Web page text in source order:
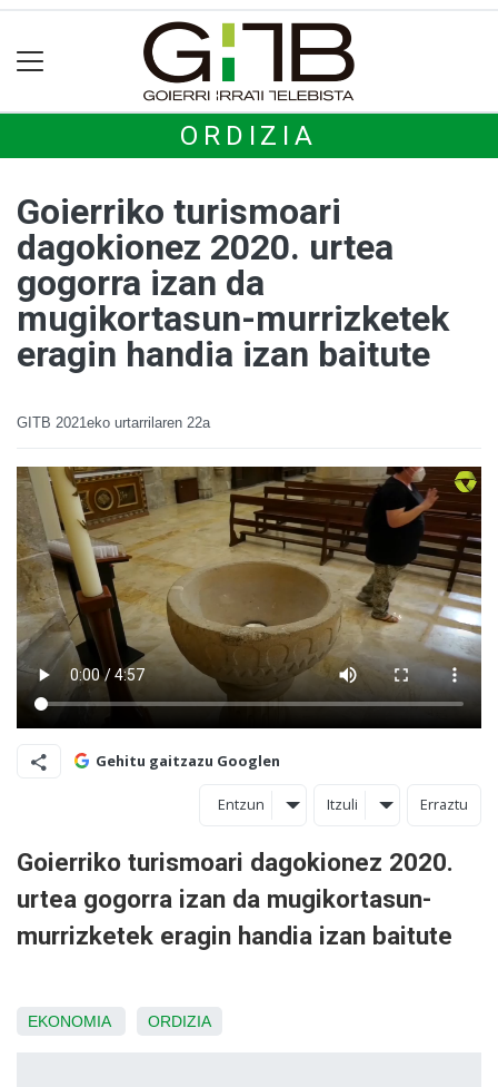
ORDIZIA
Goierriko turismoari
dagokionez 2020. urtea
gogorra izan da
mugikortasun-murrizketek
eragin handia izan baitute
GITB 2021eko urtarrilaren 22a
Gehitu gaitzazu Googlen
Entzun Itzuli Erraztu
Goierriko turismoari dagokionez 2020.
urtea gogorra izan da mugikortasun-
murrizketek eragin handia izan baitute
EKONOMIA ORDIZIA